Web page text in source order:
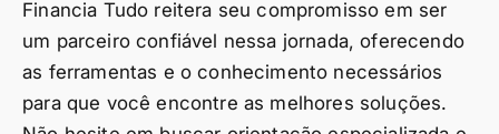
Financia Tudo reitera seu compromisso em ser
um parceiro confiável nessa jornada, oferecendo
as ferramentas e o conhecimento necessários
para que você encontre as melhores soluções.